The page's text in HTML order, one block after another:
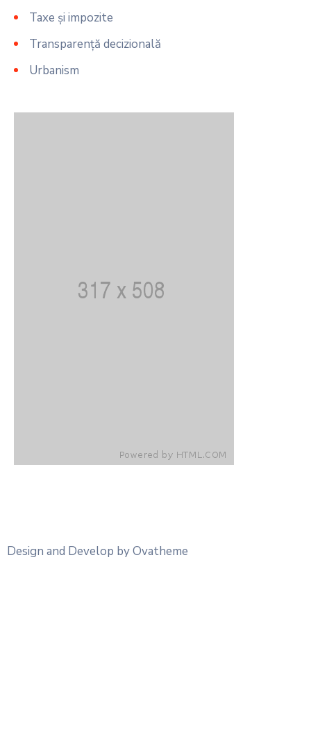
Taxe și impozite
Transparență decizională
Urbanism
Design and Develop by Ovatheme